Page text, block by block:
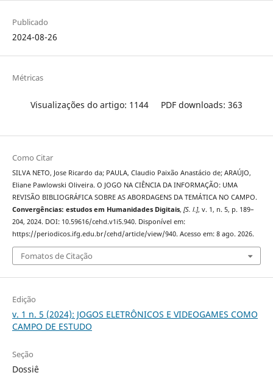
Publicado
2024-08-26
Métricas
Visualizações do artigo: 1144 PDF downloads: 363
Como Citar
SILVA NETO, Jose Ricardo da; PAULA, Claudio Paixão Anastácio de; ARAÚJO,
Eliane Pawlowski Oliveira. O JOGO NA CIÊNCIA DA INFORMAÇÃO: UMA
REVISÃO BIBLIOGRÁFICA SOBRE AS ABORDAGENS DA TEMÁTICA NO CAMPO.
Convergências: estudos em Humanidades Digitais, [S. l.], v. 1, n. 5, p. 189–
204, 2024. DOI: 10.59616/cehd.v1i5.940. Disponível em:
https://periodicos.ifg.edu.br/cehd/article/view/940. Acesso em: 8 ago. 2026.
Fomatos de Citação
Edição
v. 1 n. 5 (2024): JOGOS ELETRÔNICOS E VIDEOGAMES COMO
CAMPO DE ESTUDO
Seção
Dossiê